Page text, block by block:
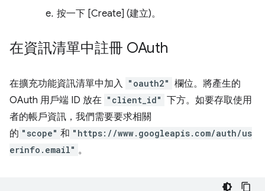
按一下 [Create] (建立)。
在資訊清單中註冊 OAuth
在擴充功能資訊清單中加入 "oauth2" 欄位。將產生的
OAuth 用戶端 ID 放在 "client_id" 下方。如要存取使用
者的帳戶資訊，我們需要要求相關
的 "scope" 和 "https://www.googleapis.com/auth/us
erinfo.email" 。